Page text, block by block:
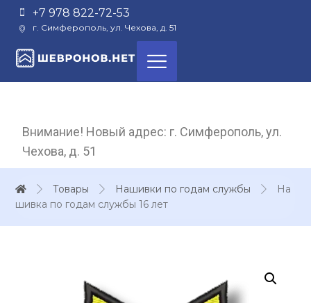
+7 978 822-72-53
г. Симферополь, ул. Чехова, д. 51
Внимание! Новый адрес: г. Симферополь, ул.
Чехова, д. 51
Товары Нашивки по годам службы
На
шивка по годам службы 16 лет